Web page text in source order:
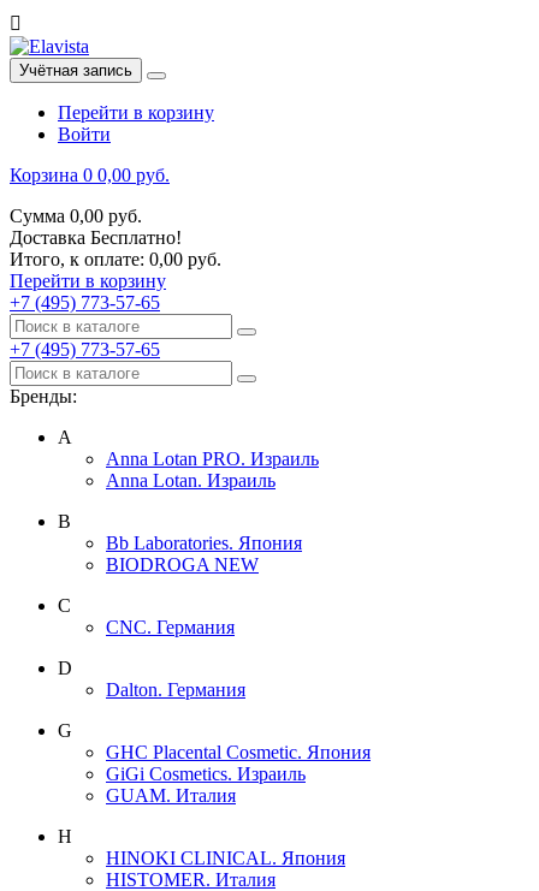

Учётная запись
Перейти в корзину
Войти
Корзина 0 0,00 руб.
Сумма 0,00 руб.
Доставка Бесплатно!
Итого, к оплате: 0,00 руб.
Перейти в корзину
+7 (495) 773-57-65
+7 (495) 773-57-65
Бренды:
A
Anna Lotan PRO. Израиль
Anna Lotan. Израиль
B
Bb Laboratories. Япония
BIODROGA NEW
C
CNC. Германия
D
Dalton. Германия
G
GHC Placental Cosmetic. Япония
GiGi Cosmetics. Израиль
GUAM. Италия
H
HINOKI CLINICAL. Япония
HISTOMER. Италия